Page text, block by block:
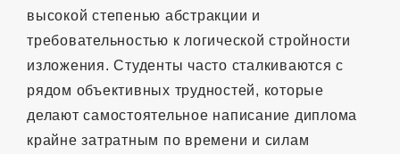
высокой степенью абстракции и
требовательностью к логической стройности
изложения. Студенты часто сталкиваются с
рядом объективных трудностей, которые
делают самостоятельное написание диплома
крайне затратным по времени и силам